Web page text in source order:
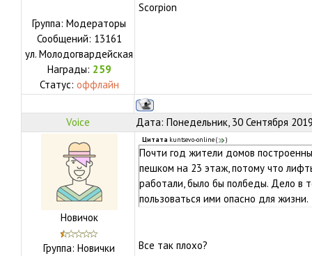
Группа: Модераторы
Сообщений: 13161
ул. Молодогвардейская
Награды: 259
Статус: оффлайн
Scorpion
Voice Дата: Понедельник, 30 Сентября
Новичок
Группа: Новички
Цитата kuntsevo-online( )
Почти год жители домов
пешком на 23 этаж, потому что
работали, было бы полбеды. Дело в
пользоваться ими опасно для жизни.
Все так плохо?